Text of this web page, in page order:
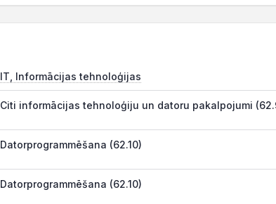
IT, Informācijas tehnoloģijas
Citi informācijas tehnoloģiju un datoru pakalpojumi
Datorprogrammēšana (62.10)
Datorprogrammēšana (62.10)